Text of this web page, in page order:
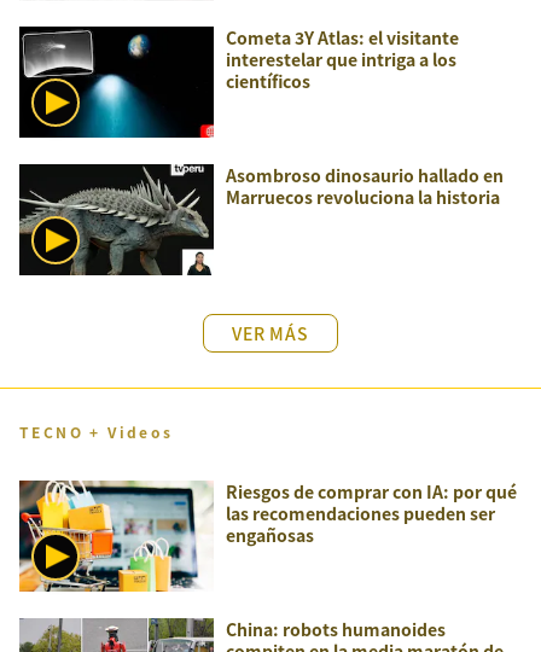
Cometa 3Y Atlas: el visitante
interestelar que intriga a los
científicos
Asombroso dinosaurio hallado en
Marruecos revoluciona la historia
VER MÁS
TECNO + Videos
Riesgos de comprar con IA: por qué
las recomendaciones pueden ser
engañosas
China: robots humanoides